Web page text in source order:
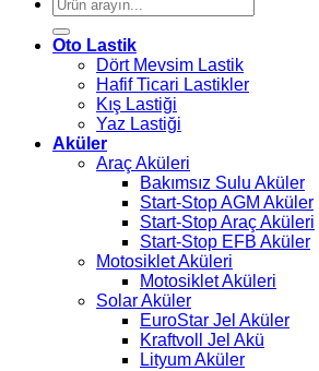
Oto Lastik
Dört Mevsim Lastik
Hafif Ticari Lastikler
Kış Lastiği
Yaz Lastiği
Aküler
Araç Aküleri
Bakımsız Sulu Aküler
Start-Stop AGM Aküler
Start-Stop Araç Aküleri
Start-Stop EFB Aküler
Motosiklet Aküleri
Motosiklet Aküleri
Solar Aküler
EuroStar Jel Aküler
Kraftvoll Jel Akü
Lityum Aküler